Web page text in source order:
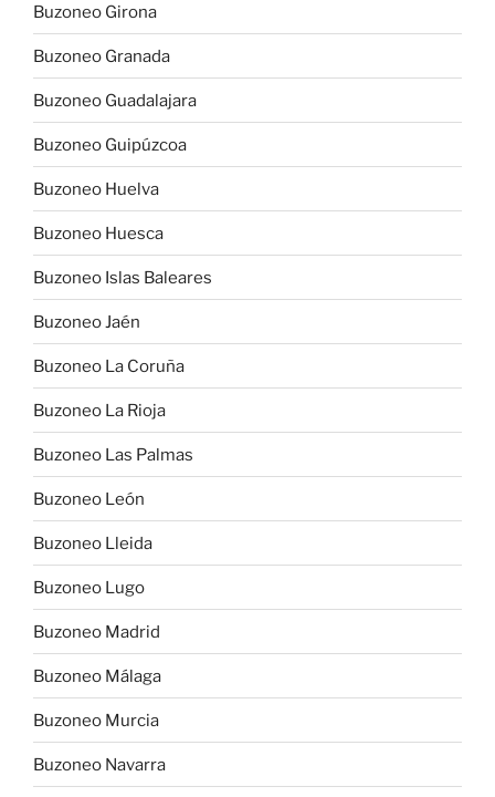
Buzoneo Girona
Buzoneo Granada
Buzoneo Guadalajara
Buzoneo Guipúzcoa
Buzoneo Huelva
Buzoneo Huesca
Buzoneo Islas Baleares
Buzoneo Jaén
Buzoneo La Coruña
Buzoneo La Rioja
Buzoneo Las Palmas
Buzoneo León
Buzoneo Lleida
Buzoneo Lugo
Buzoneo Madrid
Buzoneo Málaga
Buzoneo Murcia
Buzoneo Navarra